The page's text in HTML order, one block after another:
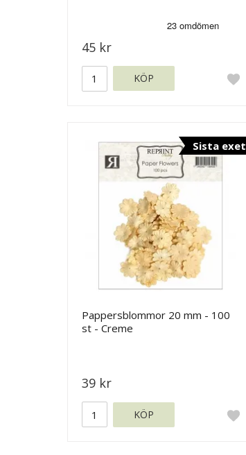
45 kr
KÖP
Sista exet
Pappersblommor 20 mm - 100
st - Creme
39 kr
KÖP